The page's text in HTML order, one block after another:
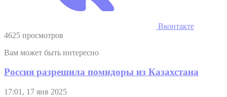
Вконтакте
4625 просмотров
Вам может быть интересно
Россия разрешила помидоры из Казахстана
17:01, 17 янв 2025